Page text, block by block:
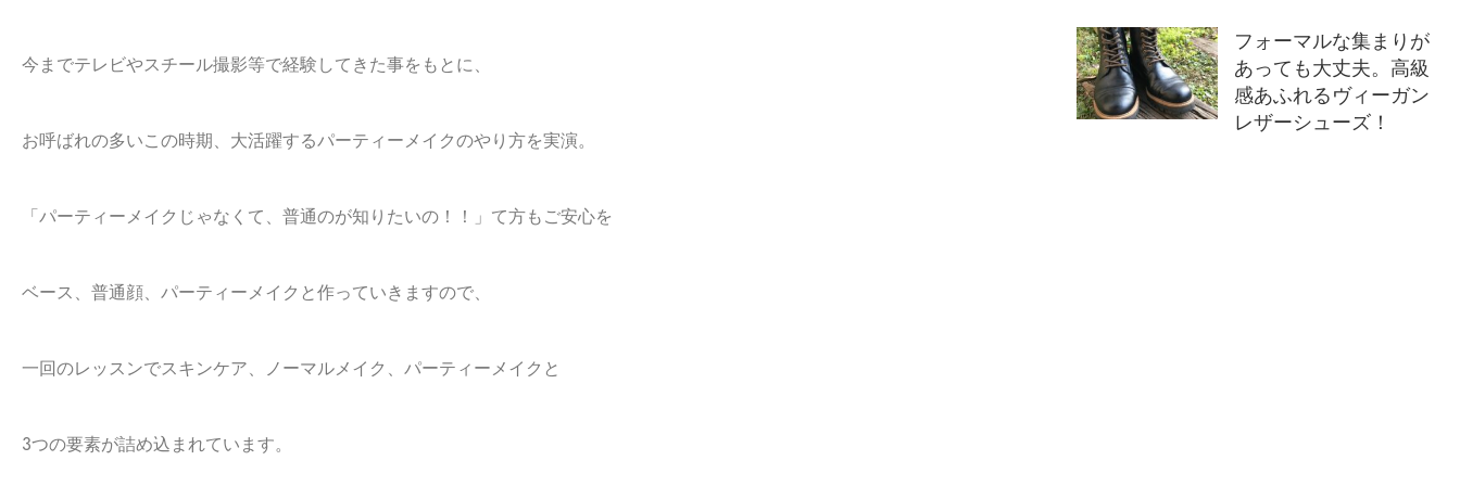
今までテレビやスチール撮影等で経験してきた事をもとに、
お呼ばれの多いこの時期、大活躍するパーティーメイクのやり方を実演。
「パーティーメイクじゃなくて、普通のが知りたいの！！」 て方もご安心を
ベース、普通顔、パーティーメイクと作っていきますので、
一回のレッスンでスキンケア、ノーマルメイク、 パーティーメイクと
3つの要素が詰め込まれています。
フォーマルな集まりが
あっても大丈夫。高級
感あふれるヴィーガン
レザーシューズ！